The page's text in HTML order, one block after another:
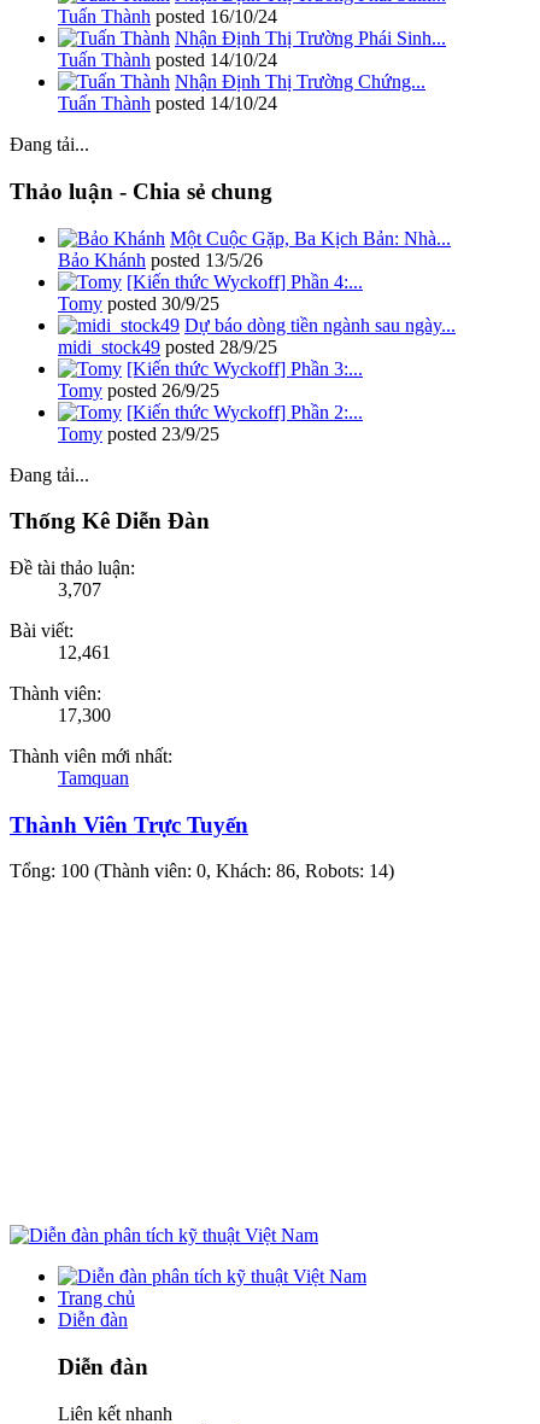
Tuấn Thành posted 16/10/24
Nhận Định Thị Trường Phái Sinh...
Tuấn Thành posted 14/10/24
Nhận Định Thị Trường Chứng...
Tuấn Thành posted 14/10/24
Đang tải...
Thảo luận - Chia sẻ chung
Một Cuộc Gặp, Ba Kịch Bản: Nhà...
Bảo Khánh posted 13/5/26
[Kiến thức Wyckoff] Phần 4:...
Tomy posted 30/9/25
Dự báo dòng tiền ngành sau ngày...
midi_stock49 posted 28/9/25
[Kiến thức Wyckoff] Phần 3:...
Tomy posted 26/9/25
[Kiến thức Wyckoff] Phần 2:...
Tomy posted 23/9/25
Đang tải...
Thống Kê Diễn Đàn
Đề tài thảo luận:
3,707
Bài viết:
12,461
Thành viên:
17,300
Thành viên mới nhất:
Tamquan
Thành Viên Trực Tuyến
Tổng: 100 (Thành viên: 0, Khách: 86, Robots: 14)
Trang chủ
Diễn đàn
Diễn đàn
Liên kết nhanh